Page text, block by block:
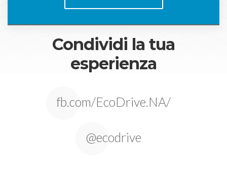
Condividi la tua
esperienza
fb.com/EcoDrive.NA/
@ecodrive